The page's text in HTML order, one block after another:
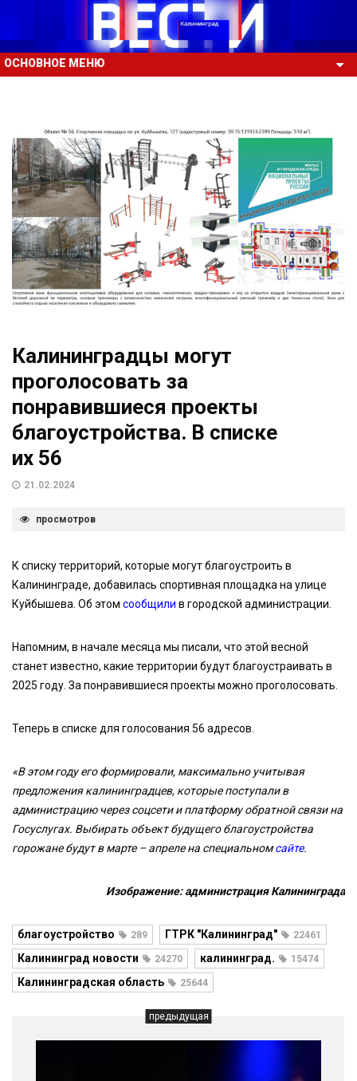
ОСНОВНОЕ МЕНЮ
Калининградцы могут
проголосовать за
понравившиеся проекты
благоустройства. В списке
их 56
21.02.2024
просмотров
К списку территорий, которые могут благоустроить в
Калининграде, добавилась спортивная площадка на улице
Куйбышева. Об этом сообщили в городской администрации.
Напомним, в начале месяца мы писали, что этой весной
станет известно, какие территории будут благоустраивать в
2025 году. За понравившиеся проекты можно проголосовать.
Теперь в списке для голосования 56 адресов.
«В этом году его формировали, максимально учитывая
предложения калининградцев, которые поступали в
администрацию через соцсети и платформу обратной связи на
Госуслугах. Выбирать объект будущего благоустройства
горожане будут в марте – апреле на специальномсайте.
Изображение: администрация Калининграда
благоустройство 289 ГТРК "Калининград" 22461
Калининград новости 24270 калининград. 15474
Калининградская область 25644
предыдущая